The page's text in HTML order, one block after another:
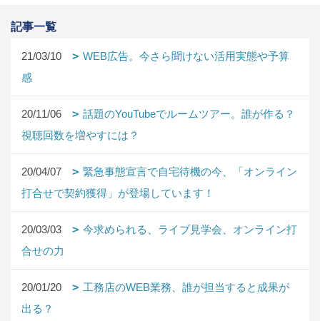
記事一覧
21/03/10
WEB広告。今さら聞けない活用実態や予算
感
20/11/06
話題のYouTubeでルームツアー。誰が作る？
視聴回数を増やすには？
20/04/07
緊急事態宣言で自宅待機の今、「オンライン
打合せで契約獲得」が登場しています！
20/03/03
今求められる、ライブ見学会、オンライン打
合せの力
20/01/20
工務店のWEB業務、誰が担当すると成果が
出る？